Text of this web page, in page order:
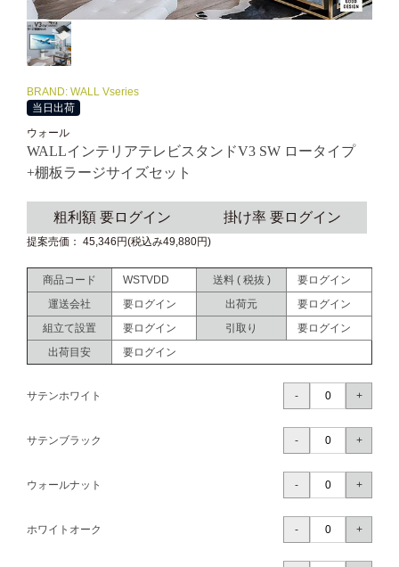
BRAND: WALL Vseries
当日出荷
ウォール
WALLインテリアテレビスタンドV3 SW ロータイプ
+棚板ラージサイズセット
粗利額 要ログイン 掛け率 要ログイン
提案売価： 45,346円(税込み49,880円)
商品コード WSTVDD 送料 ( 税抜 )
要ログイン
運送会社
要ログイン 出荷元
要ログイン
組立て設置
要ログイン 引取り
要ログイン
出荷目安
要ログイン
サテンホワイト
サテンブラック
ウォールナット
ホワイトオーク